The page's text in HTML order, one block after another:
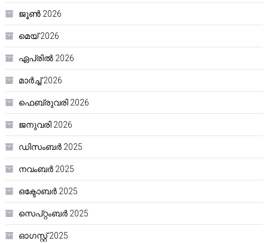
ജൂൺ 2026
മെയ്‌ 2026
ഏപ്രിൽ 2026
മാർച്ച്‌ 2026
ഫെബ്രുവരി 2026
ജനുവരി 2026
ഡിസംബർ 2025
നവംബർ 2025
ഒക്ടോബർ 2025
സെപ്റ്റംബർ 2025
ഓഗസ്റ്റ്‌ 2025